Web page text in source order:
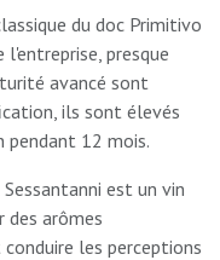
du doc Primitivo
l'entreprise, presque
avancé sont
ils sont élevés
pendant 12 mois.
est un vin
des arômes
les perceptions